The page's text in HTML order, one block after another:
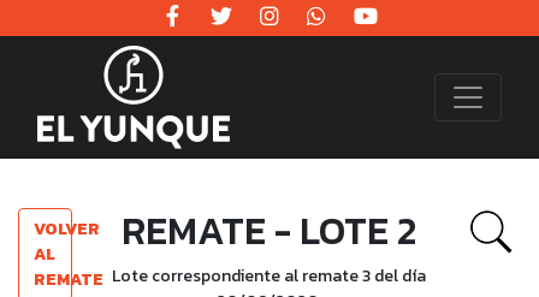
VOLVER
AL
REMATE
REMATE - LOTE 2
Lote correspondiente al remate 3 del día